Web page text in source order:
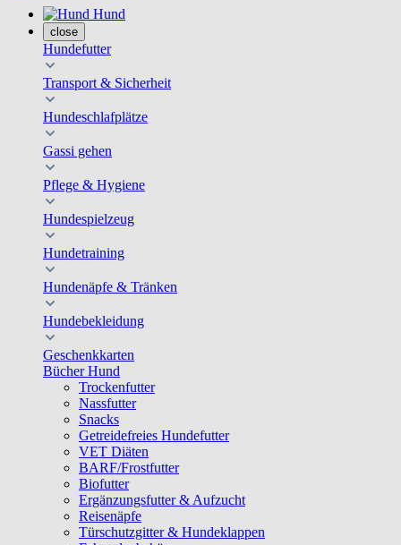
Hund
close
Hundefutter
Transport & Sicherheit
Hundeschlafplätze
Gassi gehen
Pflege & Hygiene
Hundespielzeug
Hundetraining
Hundenäpfe & Tränken
Hundebekleidung
Geschenkkarten
Bücher Hund
Trockenfutter
Nassfutter
Snacks
Getreidefreies Hundefutter
VET Diäten
BARF/Frostfutter
Biofutter
Ergänzungsfutter & Aufzucht
Reisenäpfe
Türschutzgitter & Hundeklappen